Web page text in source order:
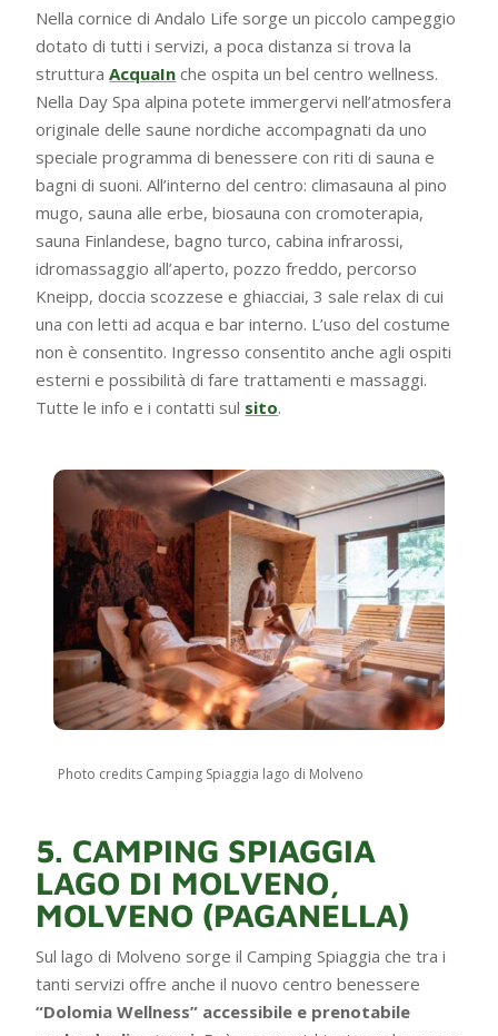
Nella cornice di Andalo Life sorge un piccolo campeggio
dotato di tutti i servizi, a poca distanza si trova la
strutturaAcquaIn che ospita un bel centro wellness.
Nella Day Spa alpina potete immergervi nell’atmosfera
originale delle saune nordiche accompagnati da uno
speciale programma di benessere con riti di sauna e
bagni di suoni. All’interno del centro: climasauna al pino
mugo, sauna alle erbe, biosauna con cromoterapia,
sauna Finlandese, bagno turco, cabina infrarossi,
idromassaggio all’aperto, pozzo freddo, percorso
Kneipp, doccia scozzese e ghiacciai, 3 sale relax di cui
una con letti ad acqua e bar interno. L’uso del costume
non è consentito. Ingresso consentito anche agli ospiti
esterni e possibilità di fare trattamenti e massaggi.
Tutte le info e i contatti sul sito.
Photo credits Camping Spiaggia lago di Molveno
5. CAMPING SPIAGGIA
LAGO DI MOLVENO,
MOLVENO (PAGANELLA)
Sul lago di Molveno sorge il Camping Spiaggia che tra i
tanti servizi offre anche il nuovo centro benessere
“Dolomia Wellness” accessibile e prenotabile